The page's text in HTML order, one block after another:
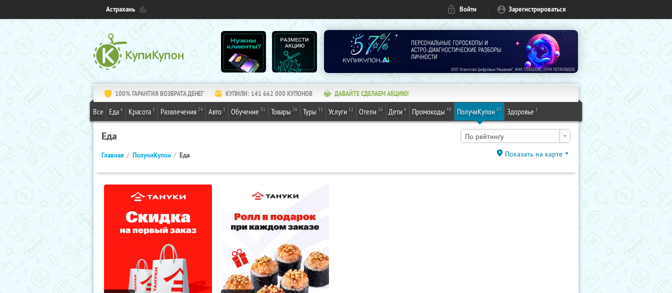
Астрахань Войти Зарегистрироваться
100% ГАРАНТИЯ ВОЗВРАТА ДЕНЕГ КУПИЛИ: 141 662 000КУПОНОВ ДАВАЙТЕ СДЕЛАЕМ АКЦИЮ!
Все Еда 6 Красота 1 Развлечения 24 Авто 1 Обучение 31 Товары 26 Туры 13 Услуги 12 Отели 16 Дети 6 Промокоды 48 ПолучиКупон 83 Здоровье 1
Еда По рейтингу
Главная ПолучиКупон Еда Показать на карте